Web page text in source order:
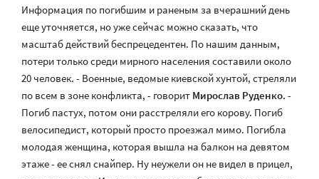
Информация по погибшим и раненым за вчерашний день
еще уточняется, но уже сейчас можно сказать, что
масштаб действий беспрецедентен. По нашим данным,
потери только среди мирного населения составили около
20 человек. - Военные, ведомые киевской хунтой, стреляли
по всем в зоне конфликта, - говорит Мирослав Руденко. -
Погиб пастух, потом они расстреляли его корову. Погиб
велосипедист, который просто проезжал мимо. Погибла
молодая женщина, которая вышла на балкон на девятом
этаже - ее снял снайпер. Ну неужели он не видел в прицел,